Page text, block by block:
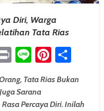
Diri, Warga
Tata Rias
PrintLine
Tata Rias Bukan
Sarana
Percaya Diri. Inilah